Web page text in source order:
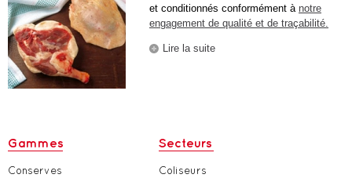
et conditionnés conformément à notre
engagement de qualité et de traçabilité.
Lire la suite
Gammes
Conserves
Secteurs
Coliseurs